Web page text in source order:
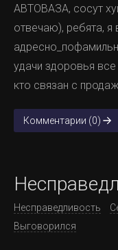
АВТОВАЗА, сосут
отвечаю), ребята, я
удачи здоровья
кто связан с
Комментарии (0)
Несправедливость
Выговорился